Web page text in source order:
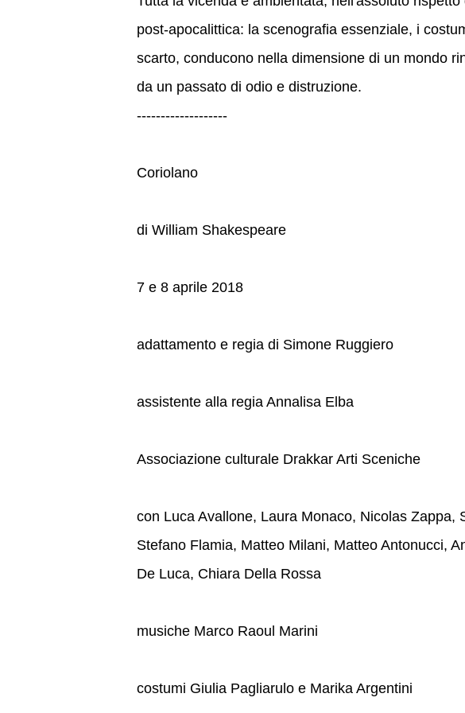
post-apocalittica: la scenografia essenziale, i
scarto, conducono nella dimensione di un mondo
da un passato di odio e distruzione.
-------------------
Coriolano
di William Shakespeare
7 e 8 aprile 2018
adattamento e regia di Simone Ruggiero
assistente alla regia Annalisa Elba
Associazione culturale Drakkar Arti Sceniche
con Luca Avallone, Laura Monaco, Nicolas Zappa,
Stefano Flamia, Matteo Milani, Matteo Antonucci,
De Luca, Chiara Della Rossa
musiche Marco Raoul Marini
costumi Giulia Pagliarulo e Marika Argentini